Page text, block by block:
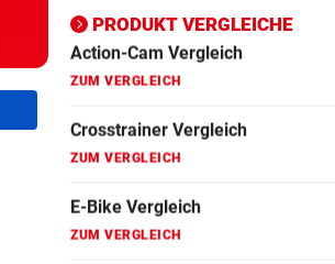
PRODUKT VERGLEICHE
ZUM VERGLEICH
Fahrrad Test
Fahrradanhänger Vergleich
Faszienrolle Vergleich